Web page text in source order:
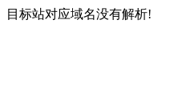
目标站对应域名没有解析!